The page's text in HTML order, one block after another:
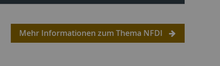
Mehr Informationen zum Thema NFDI